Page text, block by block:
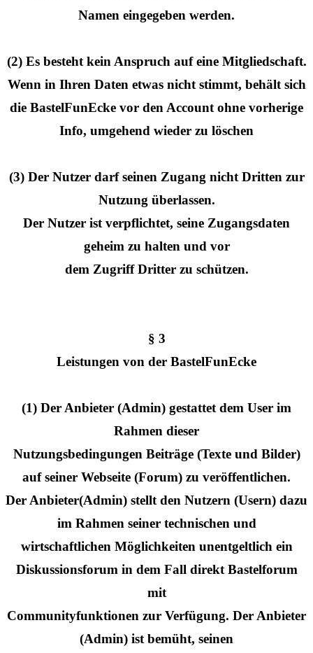
Namen eingegeben werden.
(2) Es besteht kein Anspruch auf eine Mitgliedschaft.
Wenn in Ihren Daten etwas nicht stimmt, behält sich
die BastelFunEcke vor den Account ohne vorherige
Info, umgehend wieder zu löschen
(3) Der Nutzer darf seinen Zugang nicht Dritten zur
Nutzung überlassen.
Der Nutzer ist verpflichtet, seine Zugangsdaten
geheim zu halten und vor
dem Zugriff Dritter zu schützen.
§ 3
Leistungen von der BastelFunEcke
(1) Der Anbieter (Admin) gestattet dem User im
Rahmen dieser
Nutzungsbedingungen Beiträge (Texte und Bilder)
auf seiner Webseite (Forum) zu veröffentlichen.
Der Anbieter(Admin) stellt den Nutzern (Usern) dazu
im Rahmen seiner technischen und
wirtschaftlichen Möglichkeiten unentgeltlich ein
Diskussionsforum in dem Fall direkt Bastelforum
mit
Communityfunktionen zur Verfügung. Der Anbieter
(Admin) ist bemüht, seinen